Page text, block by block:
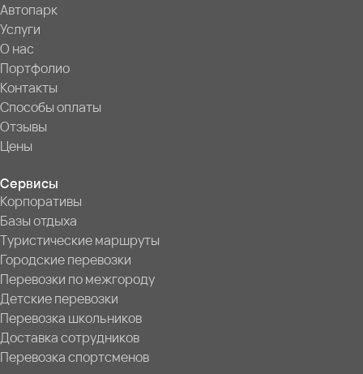
Автопарк
Услуги
О нас
Портфолио
Контакты
Способы оплаты
Отзывы
Цены
Сервисы
Корпоративы
Базы отдыха
Туристические маршруты
Городские перевозки
Перевозки по межгороду
Детские перевозки
Перевозка школьников
Доставка сотрудников
Перевозка спортсменов